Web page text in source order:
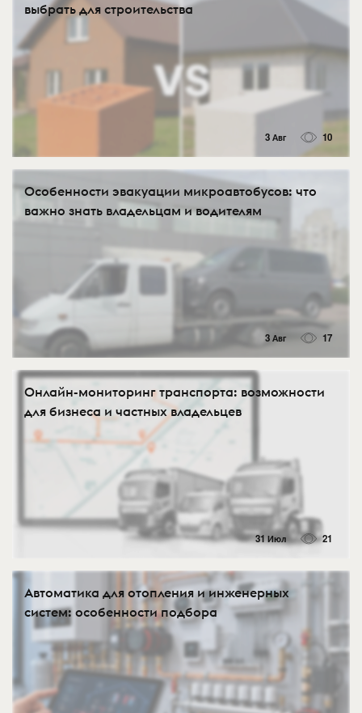
выбрать для строительства
3 Авг 10
Особенности эвакуации микроавтобусов: что
важно знать владельцам и водителям
3 Авг 17
Онлайн-мониторинг транспорта: возможности
для бизнеса и частных владельцев
31 Июл 21
Автоматика для отопления и инженерных
систем: особенности подбора